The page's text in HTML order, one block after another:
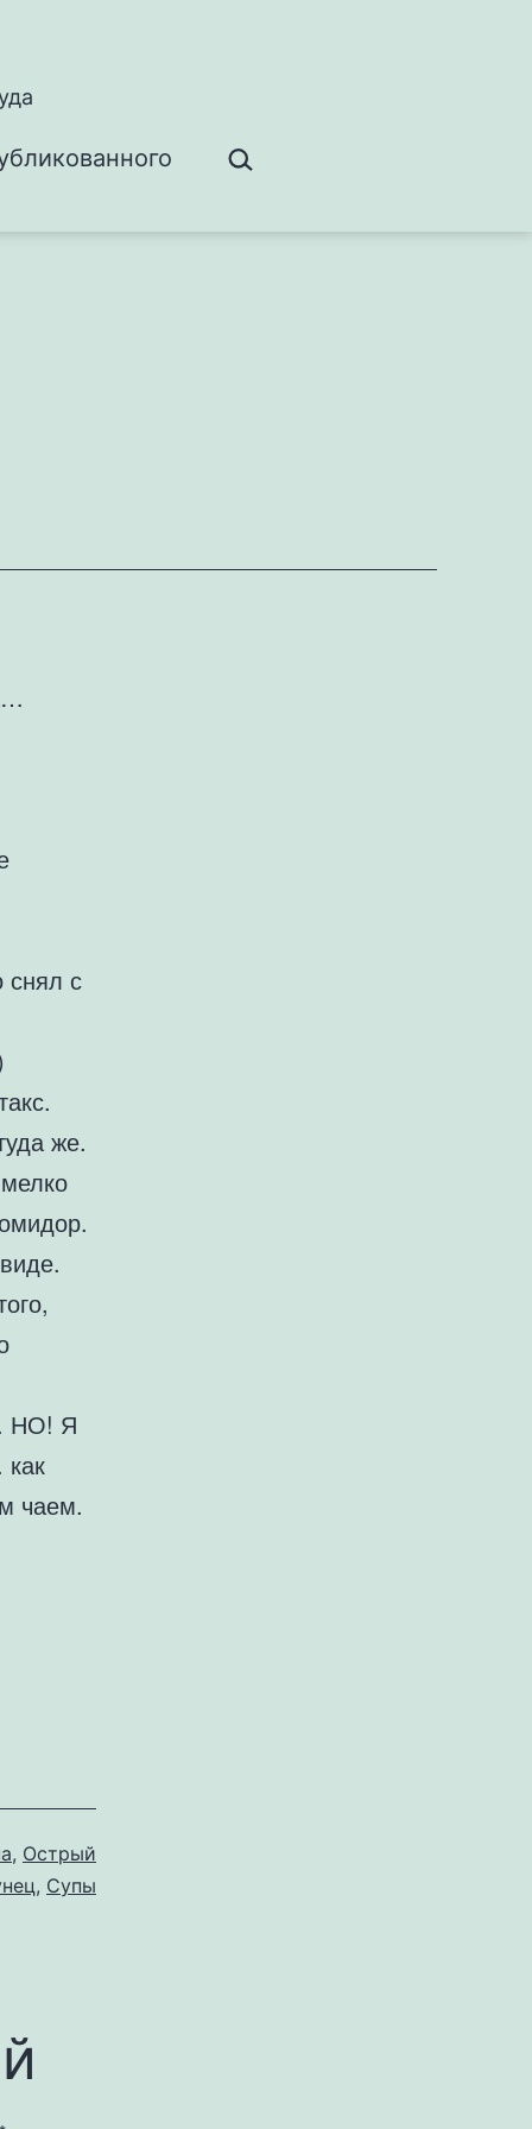
Поиск…
…
снял с
же.
НО! Я
чаем.
, Острый
, Супы